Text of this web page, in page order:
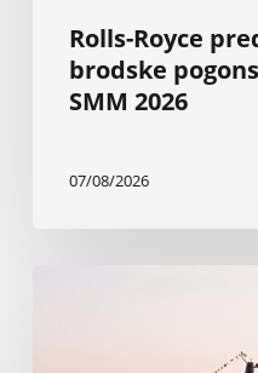
Rolls-Royce
brodske
SMM 2026
07/08/2026